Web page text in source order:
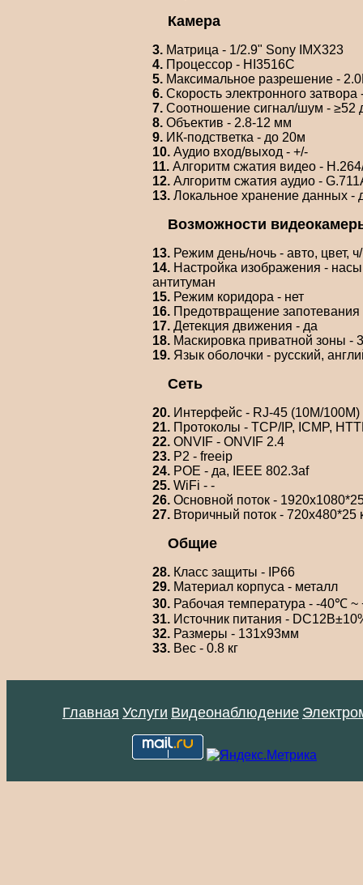
Камера
3. Матрица - 1/2.9" Sony IMX323
4. Процессор - HI3516C
5. Максимальное разрешение -
6. Скорость электронного
7. Соотношение сигнал/шум - ≥52
8. Объектив - 2.8-12 мм
9. ИК-подстветка - до 20м
10. Аудио вход/выход - +/-
11. Алгоритм сжатия видео -
12. Алгоритм сжатия аудио -
13. Локальное хранение данных -
Возможности
13. Режим день/ночь - авто, цвет,
14. Настройка изображения -
антитуман
15. Режим коридора - нет
16. Предотвращение запотевания
17. Детекция движения - да
18. Маскировка приватной зоны -
19. Язык оболочки - русский,
Сеть
20. Интерфейс - RJ-45 (10M/100M)
21. Протоколы - TCP/IP, ICMP,
22. ONVIF - ONVIF 2.4
23. P2 - freeip
24. POE - да, IEEE 802.3af
25. WiFi - -
26. Основной поток -
27. Вторичный поток - 720х480*25
Общие
28. Класс защиты - IP66
29. Материал корпуса - металл
30. Рабочая температура - -40℃
31. Источник питания -
32. Размеры - 131х93мм
33. Вес - 0.8 кг
Главная Услуги Видеонаблюдение